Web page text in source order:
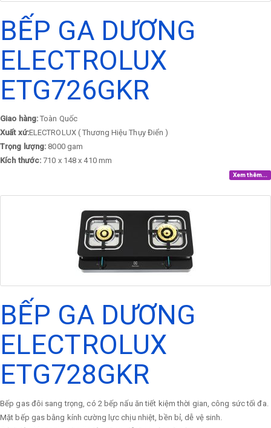
BẾP GA DƯƠNG
ELECTROLUX
ETG726GKR
Giao hàng: Toàn Quốc
Xuất xứ:ELECTROLUX ( Thương Hiệu Thụy Điển )
Trọng lượng: 8000 gam
Kích thước: 710 x 148 x 410 mm
Xem thêm...
BẾP GA DƯƠNG
ELECTROLUX
ETG728GKR
Bếp gas đôi sang trọng, có 2 bếp nấu ăn tiết kiệm thời gian, công sức tối đa.
Mặt bếp gas bằng kính cường lực chịu nhiệt, bền bỉ, dễ vệ sinh.